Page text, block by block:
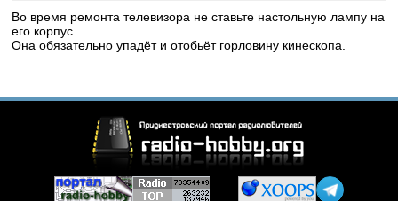
Во время ремонта телевизора не ставьте настольную лампу на
его корпус.
Она обязательно упадёт и отобьёт горловину кинескопа.